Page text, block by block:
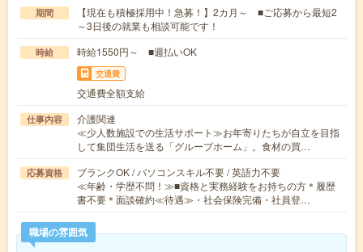
期間
【現在も積極採用中！急募！】2カ月～ ■ご応募から最短2
～3日後の就業も相談可能です！
時給 時給1550円～ ■週払いOK
交通費
交通費全額支給
仕事内容
介護関連
≪少人数施設での生活サポート≫お年寄りたちが自立を目指
して集団生活を送る「グループホーム」。食材の買…
応募資格
ブランクOK / パソコンスキル不要 / 英語力不要
≪年齢・学歴不問！≫■資格と実務経験をお持ちの方＊履歴
書不要＊面談確約≪待遇≫・社会保険完備・社員登…
職場の雰囲気